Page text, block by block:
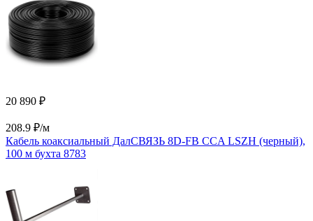
20 890 ₽
208.9 ₽/м
Кабель коаксиальный ДалСВЯЗЬ 8D-FB CCA LSZH (черный),
100 м бухта 8783